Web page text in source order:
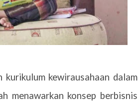
kewirausahaan dalam
menawarkan konsep berbisnis